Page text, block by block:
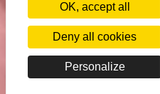
OK, accept all
Deny all cookies
Personalize